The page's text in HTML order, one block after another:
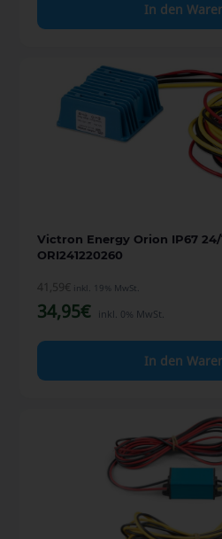
In den
Victron Energy Orion IP67 24/
ORI241220260
41,59€ inkl. 19% MwSt.
34,95€ inkl. 0% MwSt.
In den